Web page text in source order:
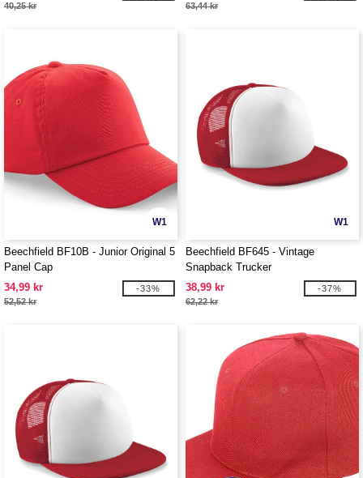
40,25 kr 63,44 kr
W1
Beechfield BF10B - Junior Original 5
Panel Cap
34,99 kr
52,52 kr
-33%
W1
Beechfield BF645 - Vintage
Snapback Trucker
38,99 kr
62,22 kr
-37%